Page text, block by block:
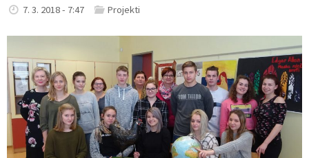
7. 3. 2018 - 7:47 Projekti